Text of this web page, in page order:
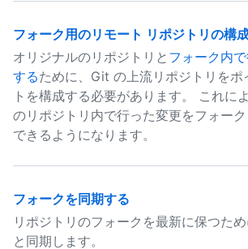
フォーク用のリモート リポジトリの構
オリジナルのリポジトリと フォーク内
するために、Git の上流リポジトリをポ
トを構成する必要があります。 これに
のリポジトリ内で行った変更をフォー
できるようになります。
フォークを同期する
リポジトリのフォークを最新に保つた
と同期します。